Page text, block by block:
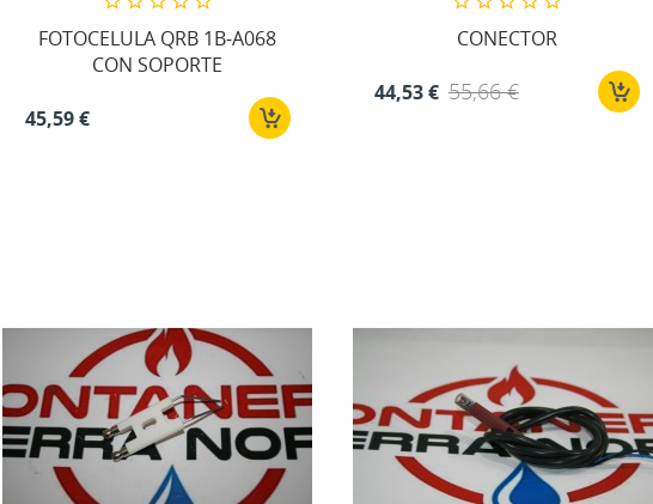
FOTOCELULA QRB 1B-A068
CON SOPORTE
45,59 €
CONECTOR
44,53 € 55,66 €
MI LISTA DE DESEOS
((MODALTITLE))
CREAR LISTA DE DESEOS
Nombre de la lista de deseos
INICIAR SESIÓN